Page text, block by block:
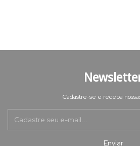
Cadastre-se e receba